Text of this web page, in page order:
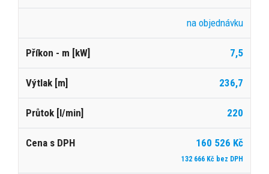
na objednávku
7,5
236,7
220
160 526 Kč
132 666 Kč bez DPH